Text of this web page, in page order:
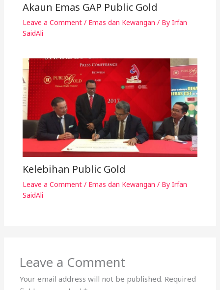
Akaun Emas GAP Public Gold
Leave a Comment / Emas dan Kewangan / By Irfan
SaidAli
Kelebihan Public Gold
Leave a Comment / Emas dan Kewangan / By Irfan
SaidAli
Leave a Comment
Your email address will not be published. Required